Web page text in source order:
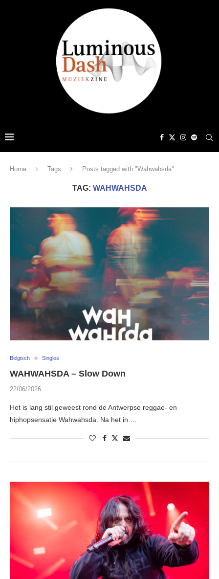
Home Tags Posts tagged with "Wahwahsda"
TAG: WAHWAHSDA
Belgisch Singles
WAHWAHSDA – Slow Down
22/06/2026
Het is lang stil geweest rond de Antwerpse reggae- en
hiphopsensatie Wahwahsda. Na het in …